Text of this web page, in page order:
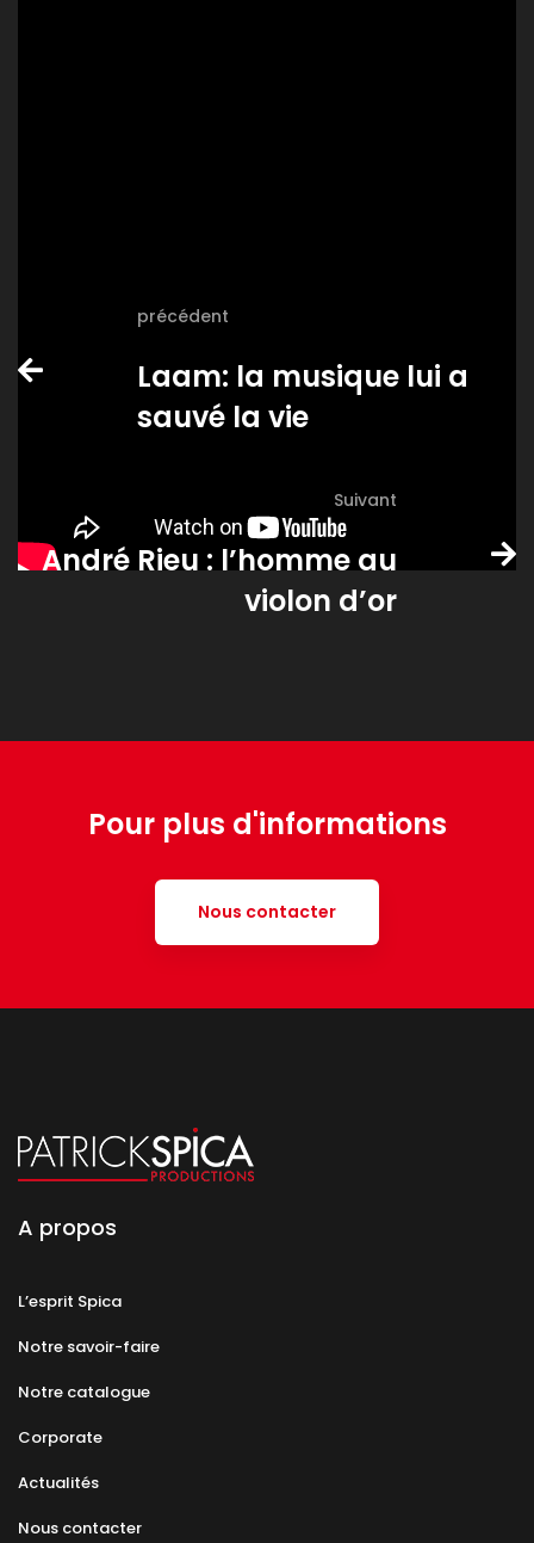
précédent
Laam: la musique lui a
sauvé la vie
Suivant
André Rieu : l’homme au
violon d’or
Pour plus d'informations
Nous contacter
A propos
L’esprit Spica
Notre savoir-faire
Notre catalogue
Corporate
Actualités
Nous contacter